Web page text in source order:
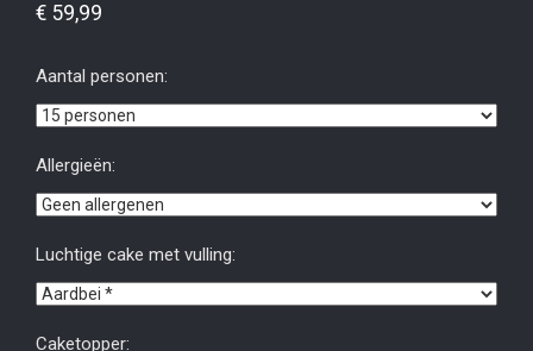
€ 59,99
Aantal personen:
Allergieën:
Luchtige cake met vulling:
Caketopper: